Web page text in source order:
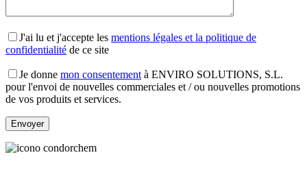
J'ai lu et j'accepte les mentions légales et la politique de
confidentialité de ce site
Je donne mon consentement à ENVIRO SOLUTIONS, S.L.
pour l'envoi de nouvelles commerciales et / ou nouvelles promotions
de vos produits et services.